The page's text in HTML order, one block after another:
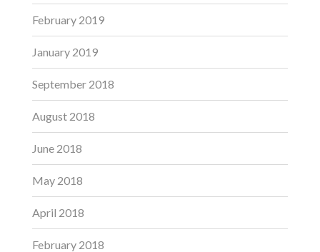
February 2019
January 2019
September 2018
August 2018
June 2018
May 2018
April 2018
February 2018